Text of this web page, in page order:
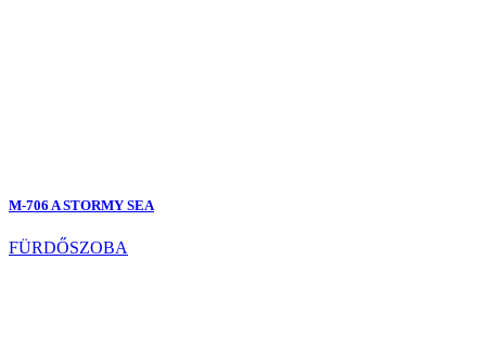
M-706 A STORMY SEA
FÜRDŐSZOBA